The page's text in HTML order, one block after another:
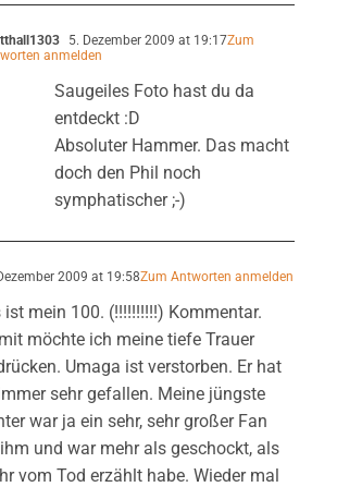
5. Dezember 2009 at 19:17Zum
anmelden
Saugeiles Foto hast du da
entdeckt :D
Absoluter Hammer. Das macht
doch den Phil noch
symphatischer ;-)
2009 at 19:58Zum Antworten anmelden
ist mein 100. (!!!!!!!!!!) Kommentar.
möchte ich meine tiefe Trauer
Umaga ist verstorben. Er hat
sehr gefallen. Meine jüngste
war ja ein sehr, sehr großer Fan
und war mehr als geschockt, als
vom Tod erzählt habe. Wieder mal